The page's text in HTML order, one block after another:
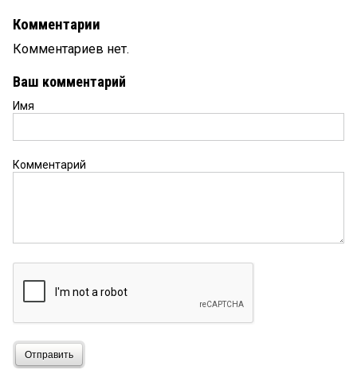
Комментарии
Комментариев нет.
Ваш комментарий
Имя
Комментарий
Отправить